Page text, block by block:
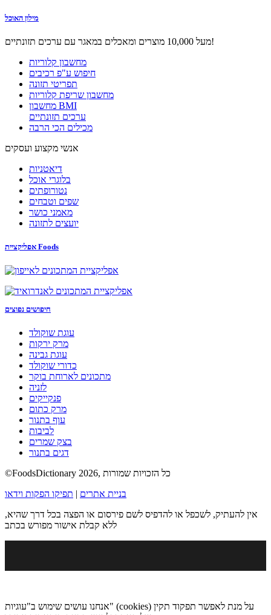
מילון האוכל
מעל 10,000 מוצרים ומאכלים במאגר עם ערכים תזונתיים!
מחשבון קלוריות
חיפוש ע"פ רכיבים
תפריטי תזונה
מחשבון שריפת קלוריות
מחשבון BMI
ערכים תזונתיים
מכילים הכי הרבה
אנשי מקצוע ועסקים
דיאטניות
בלוגרי אוכל
נטורופתים
שפים וטבחים
מאמני כושר
יועצים לתזונה
אפליקציית Foods
חיפושים נפוצים
עוגת שוקולד
מרק ירקות
עוגת גבינה
כדורי שוקולד
מתכונים לארוחת בוקר
לזניה
פנקייקים
מרק כתום
עוף בתנור
לביבות
בצק שמרים
דגים בתנור
©FoodsDictionary 2026, כל הזכויות שמורות
בניית אתרים
תפיקו הפקות וידאו
אין להעתיק, לשכפל או להדפיס לשם פירסום או הפצה בכל דרך שהיא,
ללא קבלת אישור מפורש בכתב
אנחנו עושים שימוש ב"עוגיות" (cookies) על מנת לאפשר תפקוד תקין